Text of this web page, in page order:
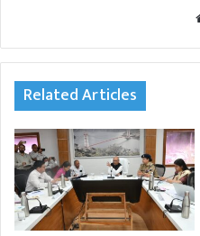
Related Articles